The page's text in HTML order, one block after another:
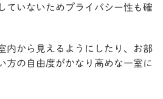
ていないためプライバシー性も確
内から見えるようにしたり、お部
方の自由度がかなり高めな一室に